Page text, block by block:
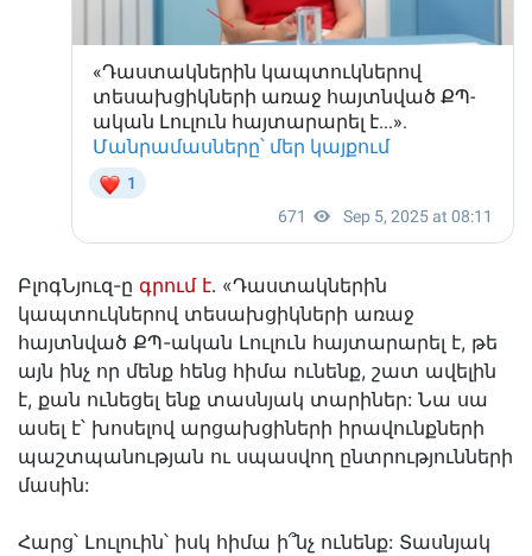
ԲլոգՆյուզ-ը գրում է․ «Դաստակներին
կապտուկներով տեսախցիկների առաջ
հայտնված ՔՊ-ական Լուլուն հայտարարել է, թե
այն ինչ որ մենք հենց հիմա ունենք, շատ ավելին
է, քան ունեցել ենք տասնյակ տարիներ: Նա սա
ասել է՝ խոսելով արցախցիների իրավունքների
պաշտպանության ու սպասվող ընտրությունների
մասին:
Հարց՝ Լուլուին՝ իսկ հիմա ի՞նչ ունենք: Տասնյակ